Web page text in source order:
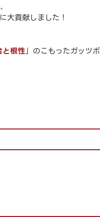
大貢献しました！
根性」のこもったガッツ